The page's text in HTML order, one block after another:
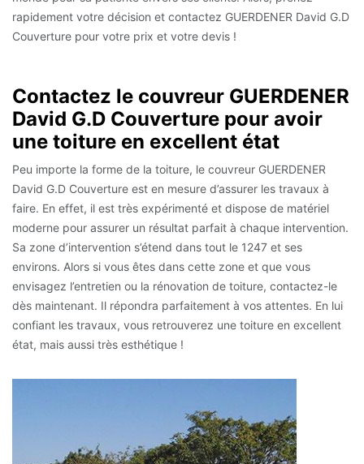
rapidement votre décision et contactez GUERDENER David G.D
Couverture pour votre prix et votre devis !
Contactez le couvreur GUERDENER
David G.D Couverture pour avoir
une toiture en excellent état
Peu importe la forme de la toiture, le couvreur GUERDENER
David G.D Couverture est en mesure d’assurer les travaux à
faire. En effet, il est très expérimenté et dispose de matériel
moderne pour assurer un résultat parfait à chaque intervention.
Sa zone d’intervention s’étend dans tout le 1247 et ses
environs. Alors si vous êtes dans cette zone et que vous
envisagez l’entretien ou la rénovation de toiture, contactez-le
dès maintenant. Il répondra parfaitement à vos attentes. En lui
confiant les travaux, vous retrouverez une toiture en excellent
état, mais aussi très esthétique !